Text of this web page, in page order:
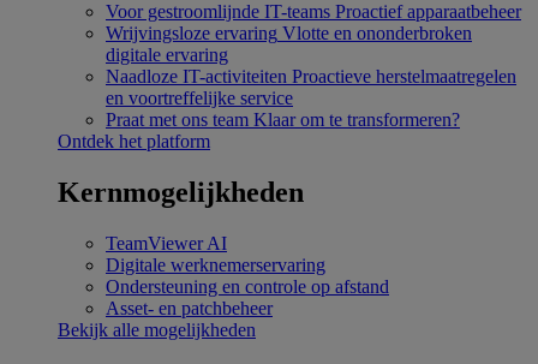
Voor gestroomlijnde IT-teams Proactief apparaatbeheer
Wrijvingsloze ervaring Vlotte en ononderbroken
digitale ervaring
Naadloze IT-activiteiten Proactieve herstelmaatregelen
en voortreffelijke service
Praat met ons team Klaar om te transformeren?
Ontdek het platform
Kernmogelijkheden
TeamViewer AI
Digitale werknemerservaring
Ondersteuning en controle op afstand
Asset- en patchbeheer
Bekijk alle mogelijkheden